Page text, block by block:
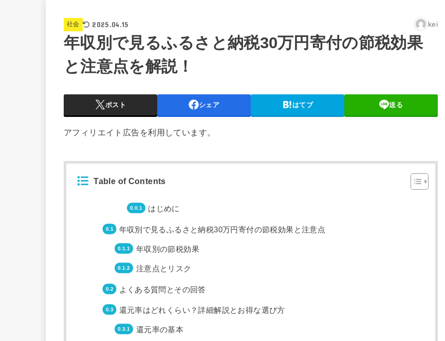
社会 2025.04.15 kei
年収別で見るふるさと納税30万円寄付の節税効果
と注意点を解説！
ポスト シェア はてブ 送る
アフィリエイト広告を利用しています。
Table of Contents
はじめに
年収別で見るふるさと納税30万円寄付の節税効果と注意点
年収別の節税効果
注意点とリスク
よくある質問とその回答
還元率はどれくらい？詳細解説とお得な選び方
還元率の基本